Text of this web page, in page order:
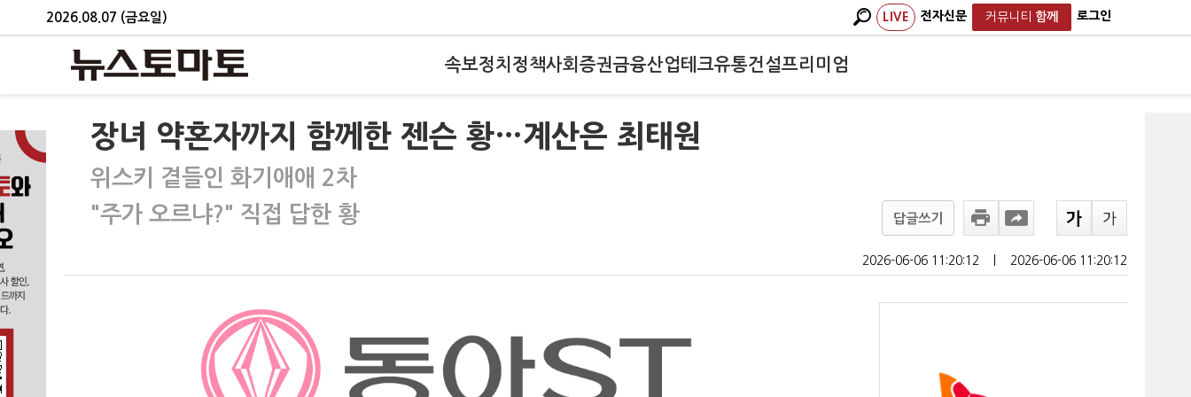
2026.08.07 (금요일) LIVE 전자신문 커뮤니티 함께 로그인
속보정치 정책사회 증권금융산업테크유통건설프리미엄
장녀 약혼자까지 함께한 젠슨 황…계산은 최태원
위스키 곁들인 화기애애 2차
"주가 오르냐?" 직접 답한 황
답글쓰기
2026-06-06 11:20:12 2026-06-06 11:20:12